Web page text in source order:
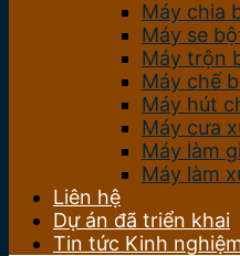
Máy chia
Máy se
Máy trộn
Máy chế
Máy hút
Máy cưa
Máy làm
Máy làm
Liên hệ
Dự án đã triển khai
Tin tức Kinh